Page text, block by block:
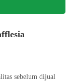
sebelum dijual